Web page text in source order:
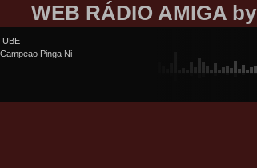
WEB RÁDIO AMIGA by